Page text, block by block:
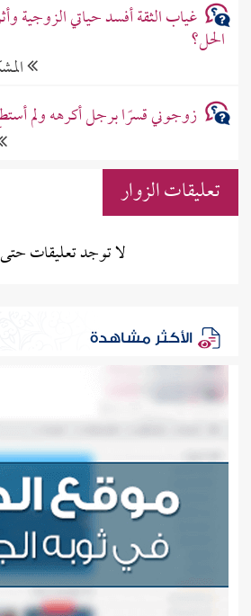
غياب الثقة أفسد حياتي الزوجية
الحل؟
زوجوني قسرًا برجل أكرهه ولم
تعليقات الزوار
لا توجد تعليقات
الأكثر مشاهدة